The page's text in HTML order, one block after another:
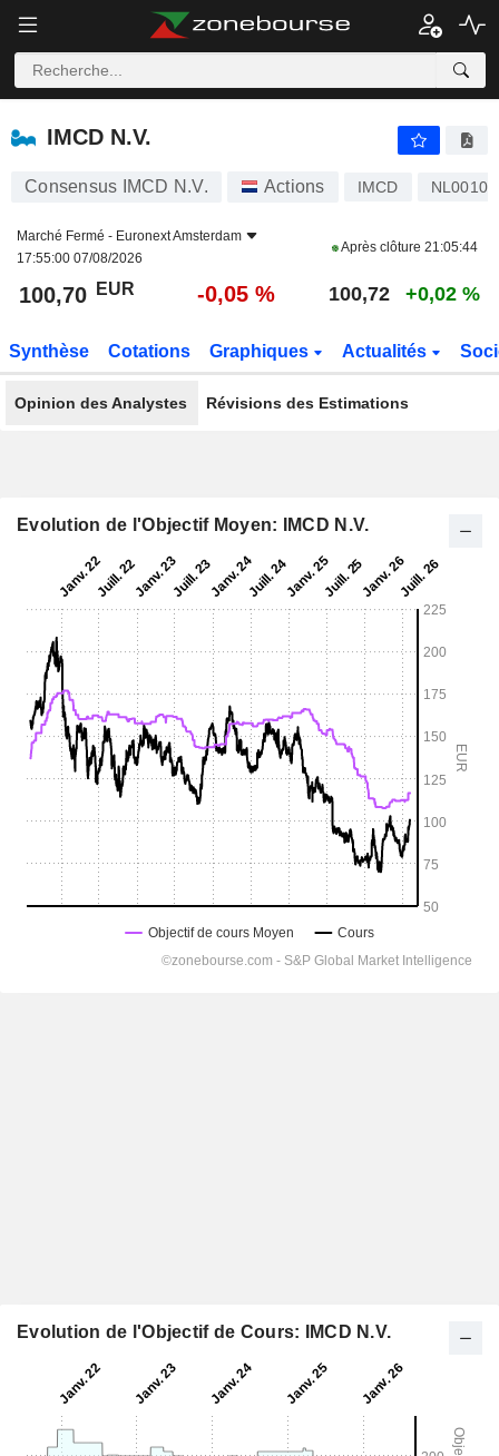
IMCD N.V.
IMCD N.V.
Consensus IMCD N.V. Actions IMCD
Marché Fermé - Euronext Amsterdam
17:55:00 07/08/2026
Après clôture 21:05:44
100,70 EUR -0,05 % 100,72 +0,02 %
Synthèse Cotations Graphiques Actualités
Opinion des Analystes Révisions des Estimations
Evolution de l'Objectif Moyen: IMCD N.V.
Evolution de l'Objectif de Cours: IMCD N.V.